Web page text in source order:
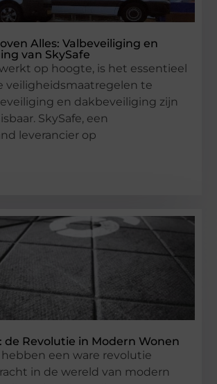
Alles: Valbeveiliging en
van SkySafe
op hoogte, is het essentieel
veiligheidsmaatregelen te
en dakbeveiliging zijn
SkySafe, een
leverancier op
de Revolutie in Modern Wonen
een ware revolutie
in de wereld van modern